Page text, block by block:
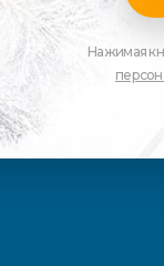
Нажимая